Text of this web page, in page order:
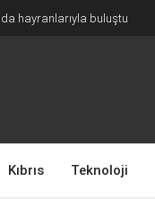
hayranlarıyla buluştu
Kıbrıs Teknoloji